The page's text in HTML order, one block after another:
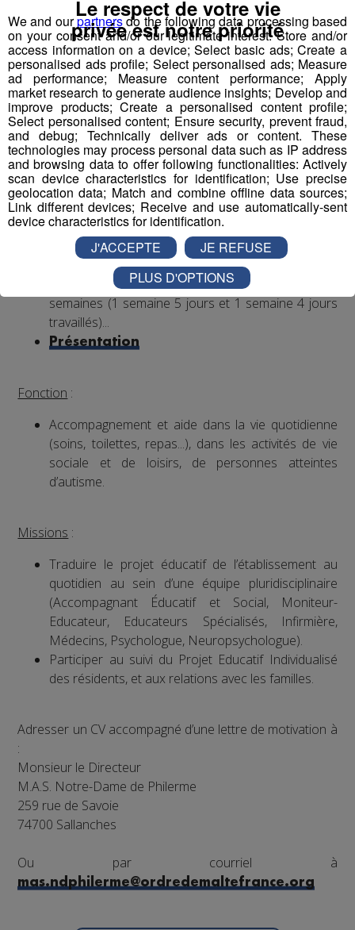
Expérience dans le handicap souhaitée, débutant
accepté.
Autre diplôme accepté : Moniteur-Educateur.
> poste à pourvoir dès que possible
Conditions:
CDI, 35h hebdomadaires, travail 1 weekend /2
(prime les dimanches travaillés)
Rémunération base conventionnelle CCN 1966,
salaire brut mensuel (indicatif de base, ancienneté
et diplôme pris en compte) : 2 000€
Mutuelle prise en charge à 90% par l’employeur
Financement VAE et formations par l’employeur,
avantages œuvres sociales, cycle de travail en 2
semaines (1 semaine 5 jours et 1 semaine 4 jours
travaillés)...
Présentation
Fonction :
Accompagnement et aide dans la vie quotidienne
(soins, toilettes, repas...), dans les activités de vie
sociale et de loisirs, de personnes atteintes
d’autisme.
Missions :
Traduire le projet éducatif de l’établissement au
quotidien au sein d’une équipe pluridisciplinaire
(Accompagnant Éducatif et Social, Moniteur-
Educateur, Educateurs Spécialisés, Infirmière,
Médecins, Psychologue, Neuropsychologue).
Participer au suivi du Projet Educatif Individualisé
des résidents, et aux relations avec les familles.
Adresser un CV accompagné d’une lettre de motivation à
:
Monsieur le Directeur
M.A.S. Notre-Dame de Philerme
259 rue de Savoie
74700 Sallanches
Ou par courriel à
mas.ndphilerme@ordredemaltefrance.org
We and ourpartnersdo the following data processing based
on your consent and/or our legitimate interest: Store and/or
access information on a device; Select basic ads; Create a
personalised ads profile; Select personalised ads; Measure
ad performance; Measure content performance; Apply
market research to generate audience insights; Develop and
improve products; Create a personalised content profile;
Select personalised content; Ensure security, prevent fraud,
and debug; Technically deliver ads or content. These
technologies may process personal data such as IP address
and browsing data to offer following functionalities: Actively
scan device characteristics for identification; Use precise
geolocation data; Match and combine offline data sources;
Link different devices; Receive and use automatically-sent
device characteristics for identification.
Le respect de votre vie
privée est notre priorité
J'ACCEPTE
JE REFUSE
PLUS D'OPTIONS